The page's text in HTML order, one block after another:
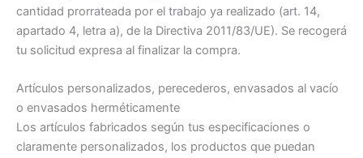
cantidad prorrateada por el trabajo ya realizado (art. 14,
apartado 4, letra a), de la Directiva 2011/83/UE). Se recogerá
tu solicitud expresa al finalizar la compra.
Artículos personalizados, perecederos, envasados al vacío
o envasados herméticamente
Los artículos fabricados según tus especificaciones o
claramente personalizados, los productos que puedan